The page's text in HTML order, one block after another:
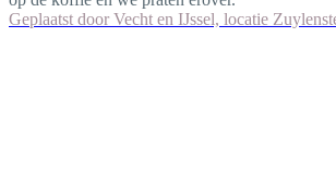
Geplaatst door Vecht en IJssel, locatie